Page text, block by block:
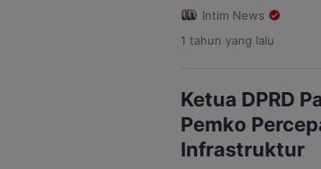
kelurahan. Menurut
itu, pembentukan
langsung dari
program ini sedang
[…]
Intim News
1 tahun yang lalu
Ketua DPRD
Pemko
Infrastruktur